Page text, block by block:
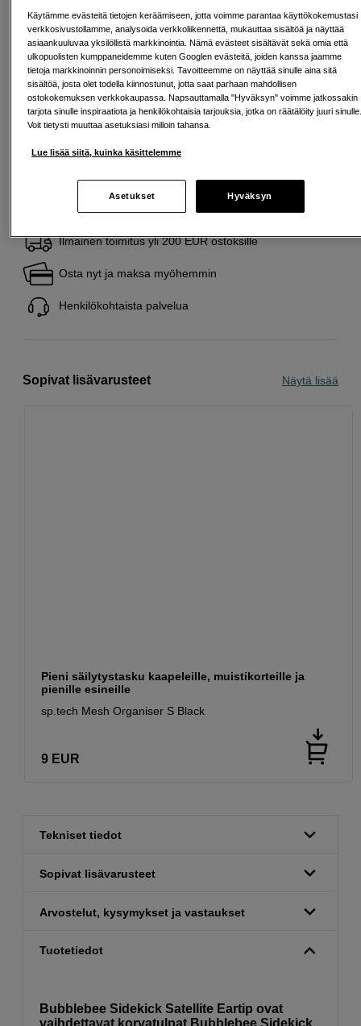
Small Medium Large
29 EUR
Maksa heti tai jaa useampaan osamaksuun Lue lisää
Määrä
Ilmainen toimitus yli 200 EUR ostoksille
Osta nyt ja maksa myöhemmin
Henkilökohtaista palvelua
Sopivat lisävarusteet Näytä lisää
Pieni säilytystasku kaapeleille, muistikorteille ja
pienille esineille
sp.tech Mesh Organiser S Black
9 EUR
Tekniset tiedot
Sopivat lisävarusteet
Arvostelut, kysymykset ja vastaukset
Tuotetiedot
Bubblebee Sidekick Satellite Eartip ovat
vaihdettavat korvatulpat Bubblebee Sidekick
Käytämme evästeitä tietojen keräämiseen, jotta voimme parantaa käyttökokemustasi
verkkosivustollamme, analysoida verkkoliikennettä, mukauttaa sisältöä ja näyttää
asiaankuuluvaa yksilöllistä markkinointia. Nämä evästeet sisältävät sekä omia että
ulkopuolisten kumppaneidemme kuten Googlen evästeitä, joiden kanssa jaamme
tietoja markkinoinnin personoimiseksi. Tavoitteemme on näyttää sinulle aina sitä
sisältöä, josta olet todella kiinnostunut, jotta saat parhaan mahdollisen
ostokokemuksen verkkokaupassa. Napsauttamalla "Hyväksyn" voimme jatkossakin
tarjota sinulle inspiraatiota ja henkilökohtaisia tarjouksia, jotka on räätälöity juuri
Voit tietysti muuttaa asetuksiasi milloin tahansa.
Lue lisää siitä, kuinka käsittelemme
Asetukset Hyväksyn